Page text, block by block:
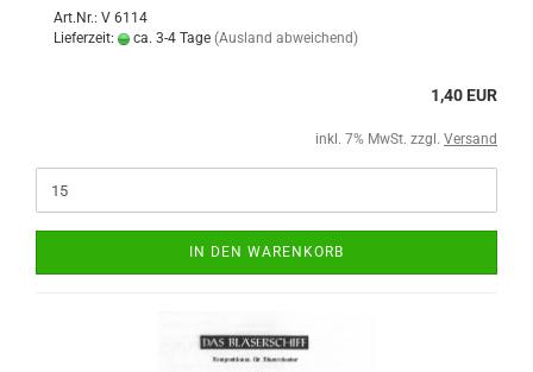
Art.Nr.: V 6114
Lieferzeit:
ca. 3-4 Tage (Ausland abweichend)
1,40 EUR
inkl. 7% MwSt. zzgl. Versand
IN DEN WARENKORB